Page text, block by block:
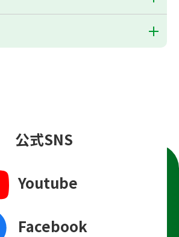
公式SNS
Youtube
Facebook